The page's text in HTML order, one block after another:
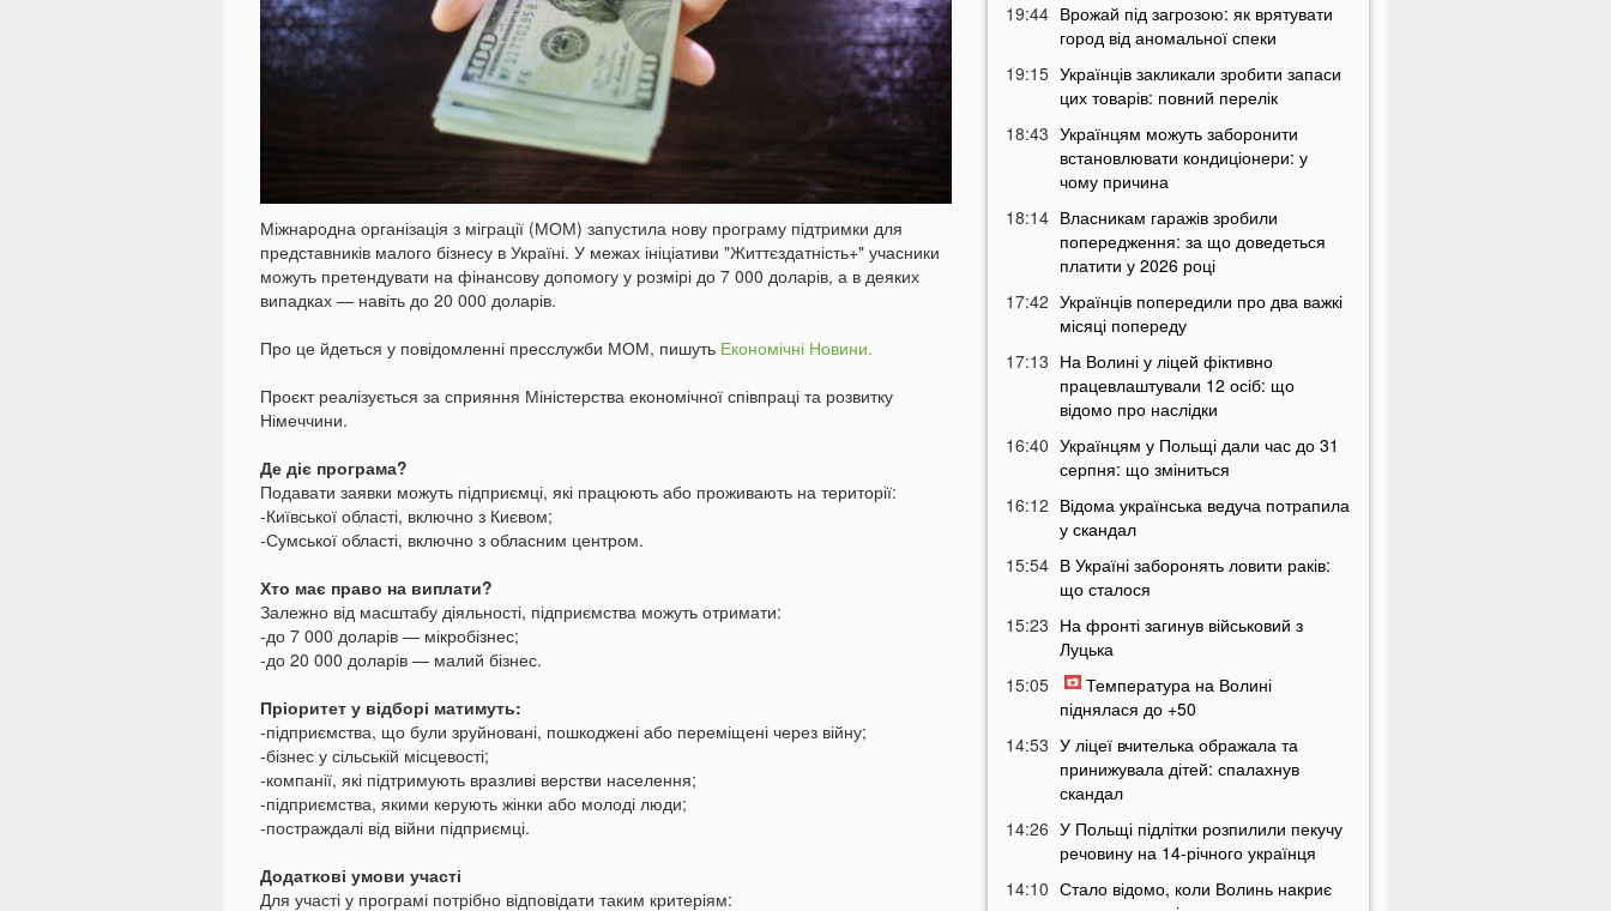
Міжнародна організація з міграції (МОМ) запустила нову програму підтримки для
представників малого бізнесу в Україні. У межах ініціативи "Життєздатність+" учасники
можуть претендувати на фінансову допомогу у розмірі до 7 000 доларів, а в деяких
випадках — навіть до 20 000 доларів.
Про це йдеться у повідомленні пресслужби МОМ, пишуть Економічні Новини.
Проєкт реалізується за сприяння Міністерства економічної співпраці та розвитку
Німеччини.
Де діє програма?
Подавати заявки можуть підприємці, які працюють або проживають на території:
-Київської області, включно з Києвом;
-Сумської області, включно з обласним центром.
Хто має право на виплати?
Залежно від масштабу діяльності, підприємства можуть отримати:
-до 7 000 доларів — мікробізнес;
-до 20 000 доларів — малий бізнес.
Пріоритет у відборі матимуть:
-підприємства, що були зруйновані, пошкоджені або переміщені через війну;
-бізнес у сільській місцевості;
-компанії, які підтримують вразливі верстви населення;
-підприємства, якими керують жінки або молоді люди;
-постраждалі від війни підприємці.
Додаткові умови участі
Для участі у програмі потрібно відповідати таким критеріям:
19:44 Врожай під загрозою: як врятувати
город від аномальної спеки
19:15 Українців закликали зробити запаси
цих товарів: повний перелік
18:43 Українцям можуть заборонити
встановлювати кондиціонери: у
чому причина
18:14 Власникам гаражів зробили
попередження: за що доведеться
платити у 2026 році
17:42 Українців попередили про два важкі
місяці попереду
17:13 На Волині у ліцей фіктивно
працевлаштували 12 осіб: що
відомо про наслідки
16:40 Українцям у Польщі дали час до 31
серпня: що зміниться
16:12 Відома українська ведуча потрапила
у скандал
15:54 В Україні заборонять ловити раків:
що сталося
15:23 На фронті загинув військовий з
Луцька
15:05
Температура на Волині
піднялася до +50
14:53 У ліцеї вчителька ображала та
принижувала дітей: спалахнув
скандал
14:26 У Польщі підлітки розпилили пекучу
речовину на 14-річного українця
14:10 Стало відомо, коли Волинь накриє